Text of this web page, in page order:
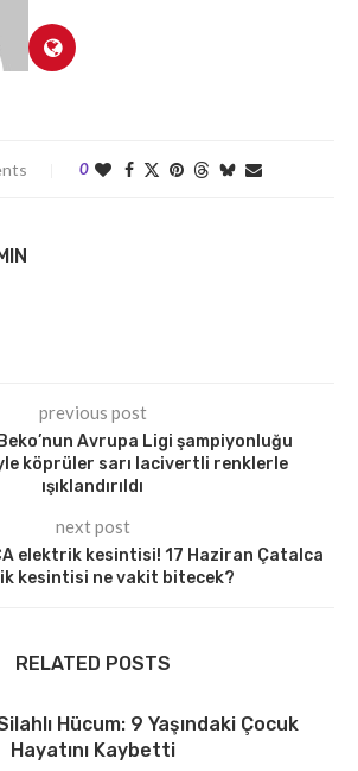
0
previous post
Avrupa Ligi şampiyonluğu
köprüler sarı lacivertli renklerle
ışıklandırıldı
next post
elektrik kesintisi! 17 Haziran Çatalca
kesintisi ne vakit bitecek?
RELATED POSTS
Hücum: 9 Yaşındaki Çocuk
Hayatını Kaybetti